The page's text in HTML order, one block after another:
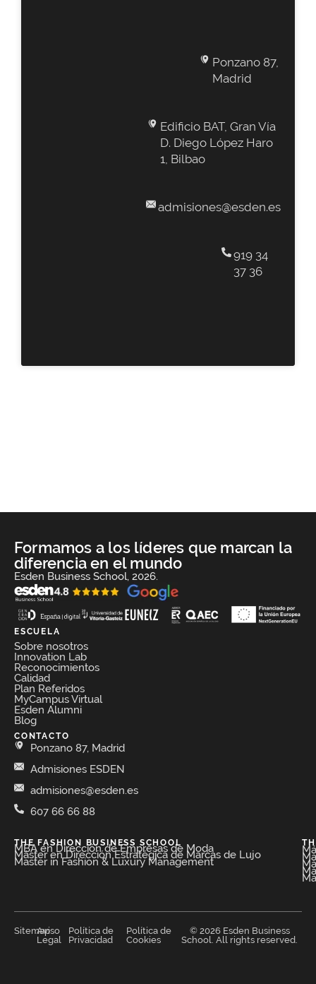
Ponzano 87,
Madrid
Edificio BAT, Gran Vía
D. Diego López Haro
1, Bilbao
admisiones@esden.es
919 34
37 36
Formamos a los líderes que marcan la
diferencia en el mundo
Esden Business School, 2026.
ESCUELA
Sobre nosotros
Innovation Lab
Reconocimientos
Calidad
Plan Referidos
MyCampus Virtual
Esden Alumni
Blog
CONTACTO
Ponzano 87, Madrid
Admisiones ESDEN
admisiones@esden.es
607 66 66 88
THE FASHION BUSINESS SCHOOL​
MBA en Dirección de Empresas de Moda​
Máster en Dirección Estratégica de Marcas de Lujo
Master in Fashion & Luxury Management
© 2026 Esden Business
School. All rights reserved.
Sitemap
Aviso
Legal
Política de
Privacidad
Política de
Cookies